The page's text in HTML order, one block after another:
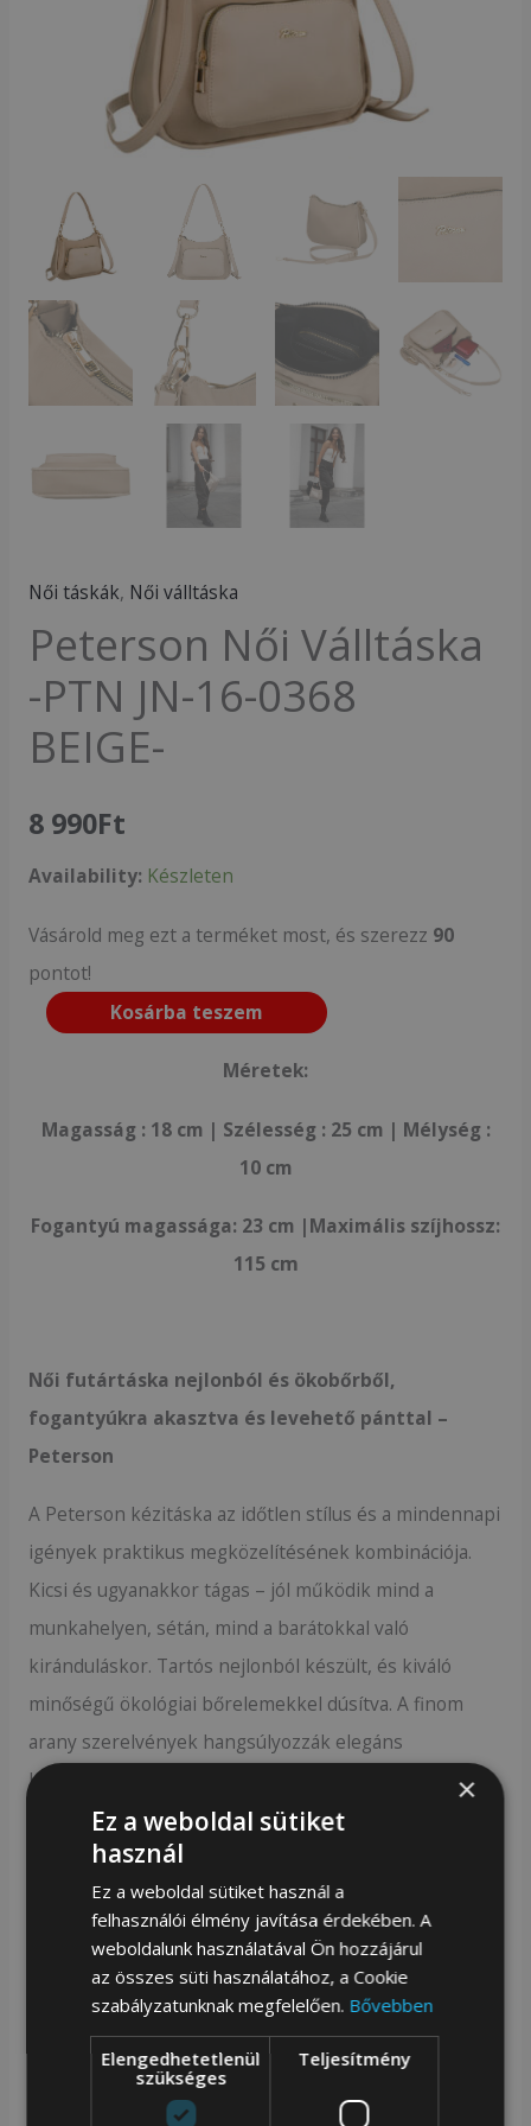
Női táskák, Női válltáska
Peterson Női Válltáska
-PTN JN-16-0368
BEIGE-
8 990Ft
Availability: Készleten
Vásárold meg ezt a terméket most, és szerezz 90
pontot!
Kosárba teszem
Méretek:
Magasság : 18 cm | Szélesség : 25 cm | Mélység :
10 cm
Fogantyú magassága: 23 cm |Maximális szíjhossz:
115 cm
Női futártáska nejlonból és ökobőrből,
fogantyúkra akasztva és levehető pánttal –
Peterson
A Peterson kézitáska az időtlen stílus és a mindennapi
igények praktikus megközelítésének kombinációja.
Kicsi és ugyanakkor tágas – jól működik mind a
munkahelyen, sétán, mind a barátokkal való
kiránduláskor. Tartós nejlonból készült, és kiváló
minőségű ökológiai bőrelemekkel dúsítva. A finom
arany szerelvények hangsúlyozzák elegáns
karakterét, a klasszikus dizájn pedig elegáns és
hétköznapi ruhákhoz egyaránt illik.
Kompakt méret, miközben megőrzi a magas
funkcionalitást.
Modern dizájn finom díszítésekkel.
Szilárd anyagok – ellenállnak a mindennapi
használatnak.
×
Ez a weboldal sütiket
használ
Ez a weboldal sütiket használ a
felhasználói élmény javítása érdekében. A
weboldalunk használatával Ön hozzájárul
az összes süti használatához, a Cookie
szabályzatunknak megfelelően. Bővebben
Elengedhetetlenül
szükséges
Teljesítmény